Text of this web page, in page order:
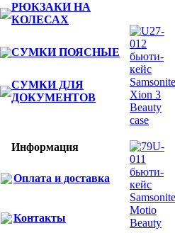
РЮКЗАКИ НА
КОЛЕСАХ
СУМКИ ПОЯСНЫЕ
СУМКИ ДЛЯ
ДОКУМЕНТОВ
Информация
Оплата и доставка
Контакты